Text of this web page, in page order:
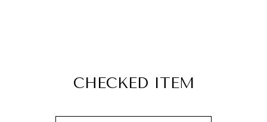
CHECKED ITEM